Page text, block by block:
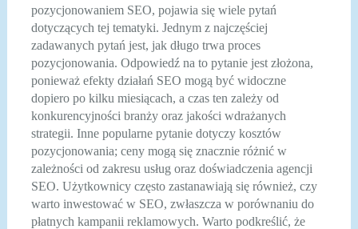
pozycjonowaniem SEO, pojawia się wiele pytań
dotyczących tej tematyki. Jednym z najczęściej
zadawanych pytań jest, jak długo trwa proces
pozycjonowania. Odpowiedź na to pytanie jest złożona,
ponieważ efekty działań SEO mogą być widoczne
dopiero po kilku miesiącach, a czas ten zależy od
konkurencyjności branży oraz jakości wdrażanych
strategii. Inne popularne pytanie dotyczy kosztów
pozycjonowania; ceny mogą się znacznie różnić w
zależności od zakresu usług oraz doświadczenia agencji
SEO. Użytkownicy często zastanawiają się również, czy
warto inwestować w SEO, zwłaszcza w porównaniu do
płatnych kampanii reklamowych. Warto podkreślić, że